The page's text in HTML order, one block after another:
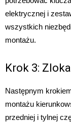
elektrycznej i
wszystkich
montażu.
Krok 3:
Następnym
montażu
przedniej i tylnej